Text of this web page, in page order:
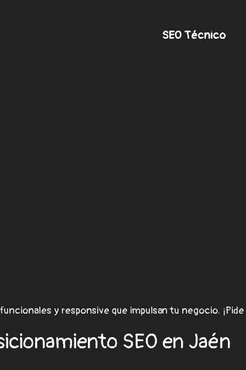
SEO Técnico
y responsive que impulsan tu negocio.
SEO en Jaén